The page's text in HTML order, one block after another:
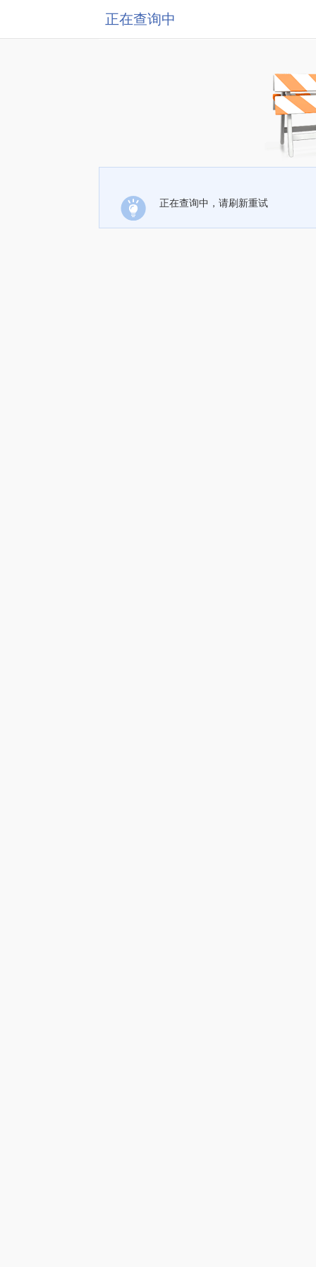
正在查询中
正在查询中，请刷新重试